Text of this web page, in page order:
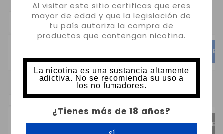
Al visitar este sitio certificas que eres
mayor de edad y que la legislación de
tu país autoriza la compra de
productos que contengan nicotina.
La nicotina es una sustancia altamente
adictiva. No se recomienda su uso a
los no fumadores.
¿Tienes más de 18 años?
CATEGORÍAS
POPULARES:
SUBCATEGORIAS:
VAPERS DESECHABLES FRUTALES VAPERS DESECHABLES